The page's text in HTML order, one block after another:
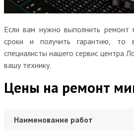
Если вам нужно выполнить ремонт
сроки и получить гарантию, то
специалисты нашего сервис центра
вашу технику.
Цены на ремонт
Наименование работ